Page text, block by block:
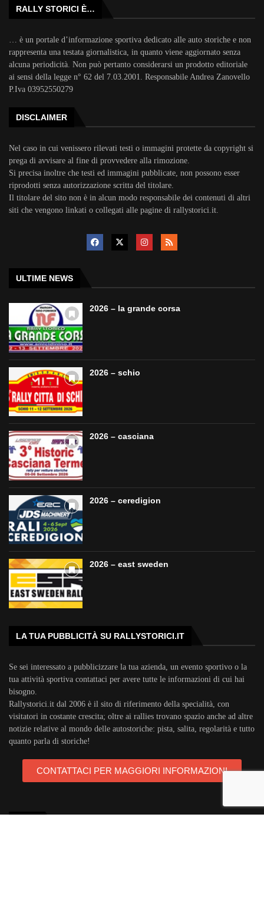
RALLY STORICI È…
… è un portale d’informazione sportiva dedicato alle auto storiche e non
rappresenta una testata giornalistica, in quanto viene aggiornato senza
alcuna periodicità. Non può pertanto considerarsi un prodotto editoriale
ai sensi della legge n° 62 del 7.03.2001. Responsabile Andrea Zanovello
P.Iva 03952550279
DISCLAIMER
Nel caso in cui venissero rilevati testi o immagini protette da copyright si
prega di avvisare al fine di provvedere alla rimozione.
Si precisa inoltre che testi ed immagini pubblicate, non possono esser
riprodotti senza autorizzazione scritta del titolare.
Il titolare del sito non è in alcun modo responsabile dei contenuti di altri
siti che vengono linkati o collegati alle pagine di rallystorici.it.
ULTIME NEWS
2026 – la grande corsa
2026 – schio
2026 – casciana
2026 – ceredigion
2026 – east sweden
LA TUA PUBBLICITÀ SU RALLYSTORICI.IT
Se sei interessato a pubblicizzare la tua azienda, un evento sportivo o la
tua attività sportiva contattaci per avere tutte le informazioni di cui hai
bisogno.
Rallystorici.it dal 2006 è il sito di riferimento della specialità, con
visitatori in costante crescita; oltre ai rallies trovano spazio anche ad altre
notizie relative al mondo delle autostoriche: pista, salita, regolarità e tutto
quanto parla di storiche!
CONTATTACI PER MAGGIORI INFORMAZIONI